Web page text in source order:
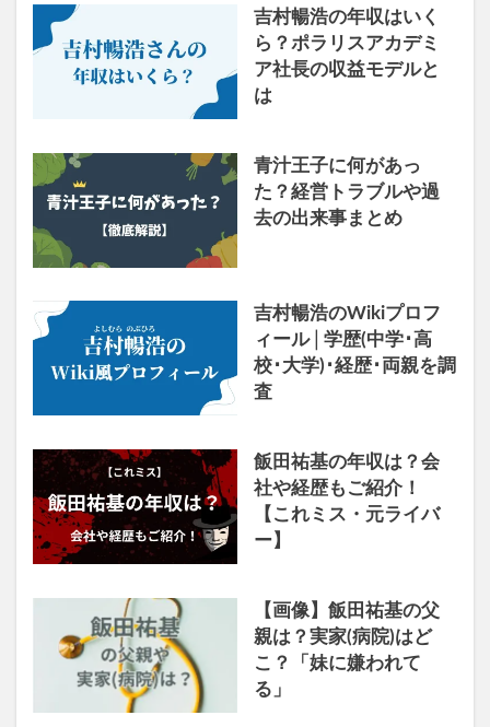
吉村暢浩の年収はいく
ら？ポラリスアカデミ
ア社長の収益モデルと
は
青汁王子に何があっ
た？経営トラブルや過
去の出来事まとめ
吉村暢浩のWikiプロフ
ィール│学歴(中学･高
校･大学)･経歴･両親を調
査
飯田祐基の年収は？会
社や経歴もご紹介！
【これミス・元ライバ
ー】
【画像】飯田祐基の父
親は？実家(病院)はど
こ？「妹に嫌われて
る」